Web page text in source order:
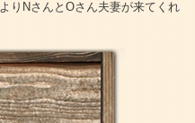
りNさんとOさん夫妻が来てくれ